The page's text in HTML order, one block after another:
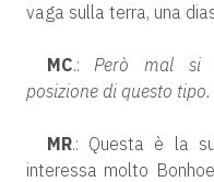
vaga sulla terra, una
MC.:Però mal si
posizione di questo tipo.
MR.: Questa è la
interessa molto